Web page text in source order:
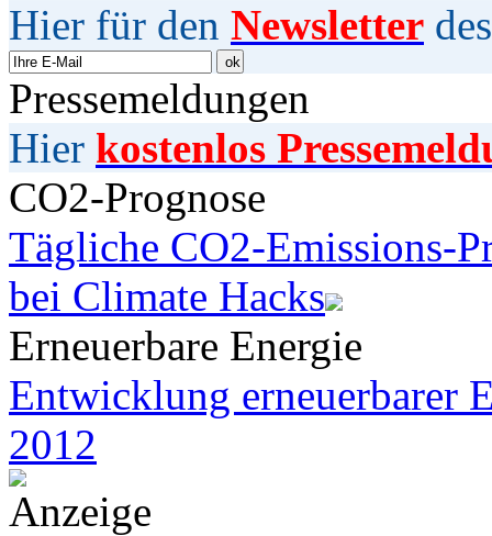
Hier für den Newsletter
Pressemeldungen
Hier kostenlos
CO2-Prognose
Tägliche CO2-Emissions-
bei Climate Hacks
Erneuerbare Energie
Entwicklung erneuerbarer
2012
Anzeige